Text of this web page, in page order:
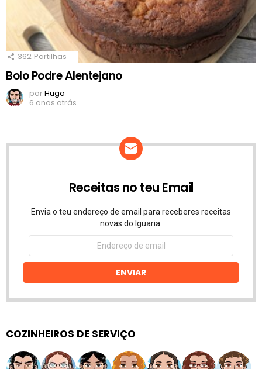
362 Partilhas
Bolo Podre Alentejano
porHugo
6 anos atrás
Receitas no teu Email
Envia o teu endereço de email para receberes receitas
novas do Iguaria.
Endereço
email
ENVIAR
COZINHEIROS DE SERVIÇO